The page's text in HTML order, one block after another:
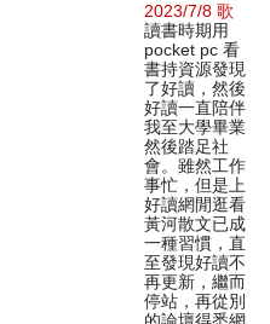
2023/7/8 歌
讀書時期用
pocket pc 看
書持資源發現
了好讀，然後
好讀一直陪伴
我至大學畢業
然後踏足社
會。雖然工作
事忙，但是上
好讀網閒逛看
黃河散文已成
一種習慣，直
至發現好讀不
再更新，繼而
停站，再從別